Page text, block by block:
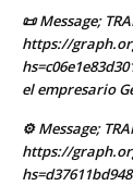
📜 Message;
https://
el empresario
⚙ Message;
https://